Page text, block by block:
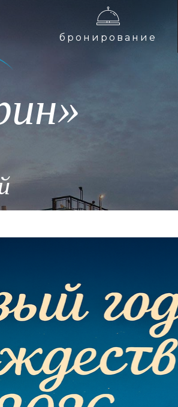
бронирование
бронирование